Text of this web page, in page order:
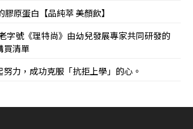
原蛋白【品純萃 美顏飲】
字號《理特尚》由幼兒發展專家共同研發的
買清單
力，成功克服「抗拒上學」的心。